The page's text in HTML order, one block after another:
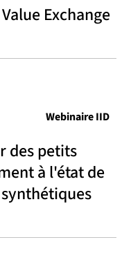
Exchange
des petits
à l'état de
Webinaire IID